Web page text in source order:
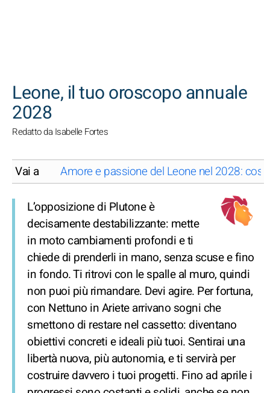
Leone, il tuo oroscopo annuale
2028
Redatto da Isabelle Fortes
Vai a Amore e passione del Leone nel 2028:
L’opposizione di Plutone è
decisamente destabilizzante: mette
in moto cambiamenti profondi e ti
chiede di prenderli in mano, senza scuse e fino
in fondo. Ti ritrovi con le spalle al muro, quindi
non puoi più rimandare. Devi agire. Per fortuna,
con Nettuno in Ariete arrivano sogni che
smettono di restare nel cassetto: diventano
obiettivi concreti e ideali più tuoi. Sentirai una
libertà nuova, più autonomia, e ti servirà per
costruire davvero i tuoi progetti. Fino ad aprile i